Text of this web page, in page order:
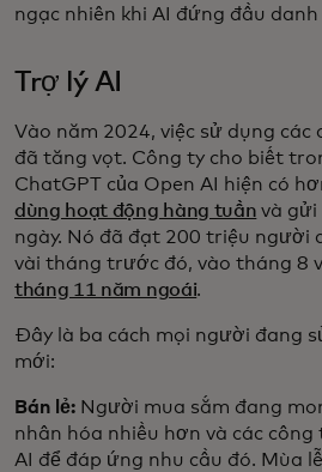
ngạc nhiên khi AI đứng đầu danh
Trợ lý AI
Vào năm 2024, việc sử dụng các
đã tăng vọt. Công ty cho biết
ChatGPT của Open AI hiện có
dùng hoạt động hàng tuần và gửi
ngày. Nó đã đạt 200 triệu người
vài tháng trước đó, vào tháng 8
tháng 11 năm ngoái.
Đây là ba cách mọi người đang
mới:
Bán lẻ: Người mua sắm đang
nhân hóa nhiều hơn và các công
AI để đáp ứng nhu cầu đó. Mùa